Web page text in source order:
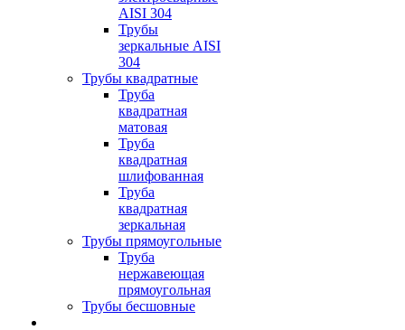
AISI 304
Трубы
зеркальные AISI
304
Трубы квадратные
Труба
квадратная
матовая
Труба
квадратная
шлифованная
Труба
квадратная
зеркальная
Трубы прямоугольные
Труба
нержавеющая
прямоугольная
Трубы бесшовные